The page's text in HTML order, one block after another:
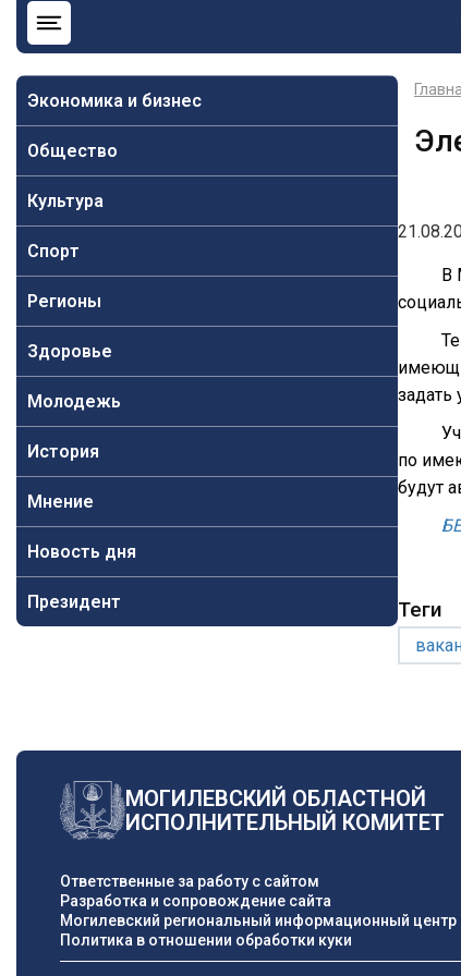
Экономика и бизнес
Общество
Культура
Спорт
Регионы
Здоровье
Молодежь
История
Мнение
Новость дня
Президент
В
по
будут
Теги
МОГИЛЕВСКИЙ ОБЛАСТНОЙ
ИСПОЛНИТЕЛЬНЫЙ КОМИТЕТ
Ответственные за работу с сайтом
Разработка и сопровождение сайта
Могилевский региональный информационный центр
Политика в отношении обработки куки